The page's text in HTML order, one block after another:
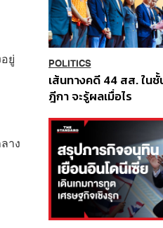
ยู่
าง
POLITICS
เส้นทางคดี 44 สส. ใน
ฎีกา จะรู้ผลเมื่อไร